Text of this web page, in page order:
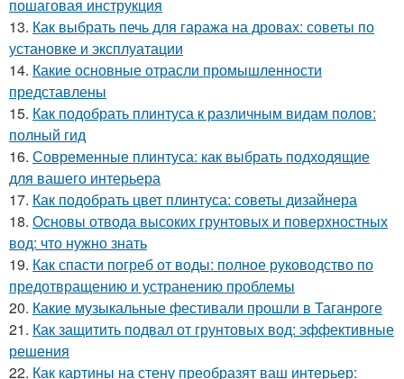
пошаговая инструкция
13. Как выбрать печь для гаража на дровах: советы по
установке и эксплуатации
14. Какие основные отрасли промышленности
представлены
15. Как подобрать плинтуса к различным видам полов:
полный гид
16. Современные плинтуса: как выбрать подходящие
для вашего интерьера
17. Как подобрать цвет плинтуса: советы дизайнера
18. Основы отвода высоких грунтовых и поверхностных
вод: что нужно знать
19. Как спасти погреб от воды: полное руководство по
предотвращению и устранению проблемы
20. Какие музыкальные фестивали прошли в Таганроге
21. Как защитить подвал от грунтовых вод: эффективные
решения
22. Как картины на стену преобразят ваш интерьер: